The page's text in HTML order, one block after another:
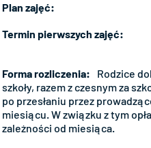
Plan zajęć:
Termin pierwszych zajęć:
Forma rozliczenia: Rodzice
szkoły, razem z czesnym za
po przesłaniu przez
miesiącu. W związku z tym
zależności od miesiąca.